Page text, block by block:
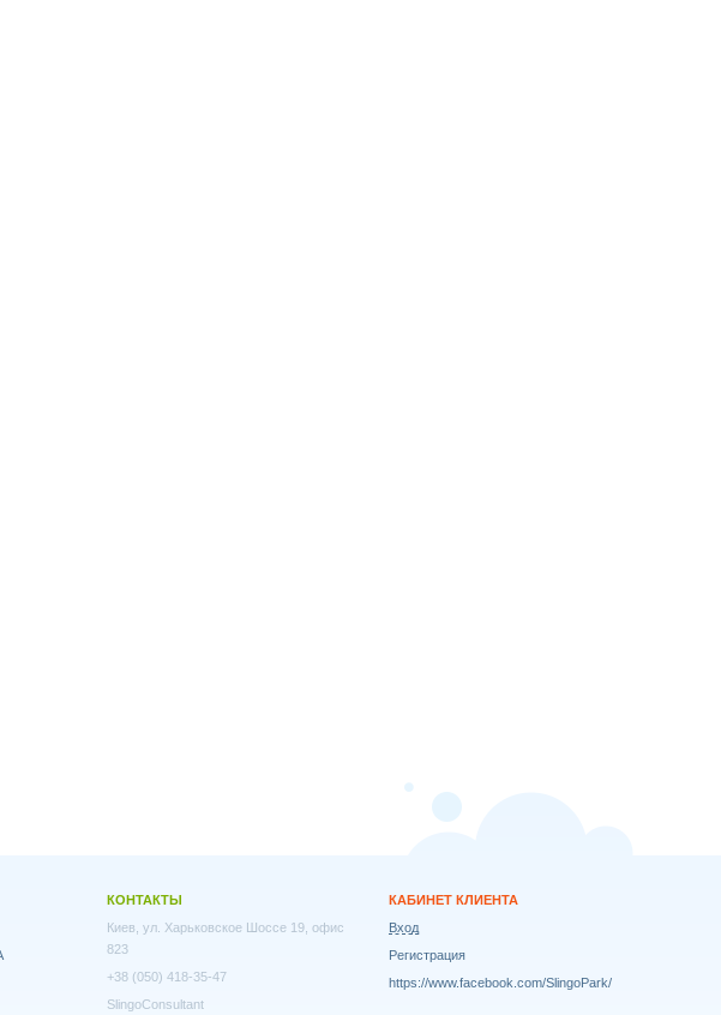
КОНТАКТЫ
Киев, ул. Харьковское Шоссе 19, офис
823
+38 (050) 418-35-47
SlingoConsultant
КАБИНЕТ КЛИЕНТА
Вход
Регистрация
https://www.facebook.com/SlingoPark/